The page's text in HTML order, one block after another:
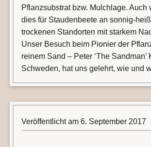
Pflanzsubstrat bzw. Mulchlage. Auch
dies für Staudenbeete an sonnig-
trockenen Standorten mit starkem
Unser Besuch beim Pionier der
reinem Sand – Peter ‘The Sandman’
Schweden, hat uns gelehrt, wie und
Veröffentlicht am 6. September 2017